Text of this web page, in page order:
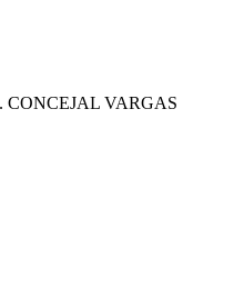
CONCEJAL VARGAS